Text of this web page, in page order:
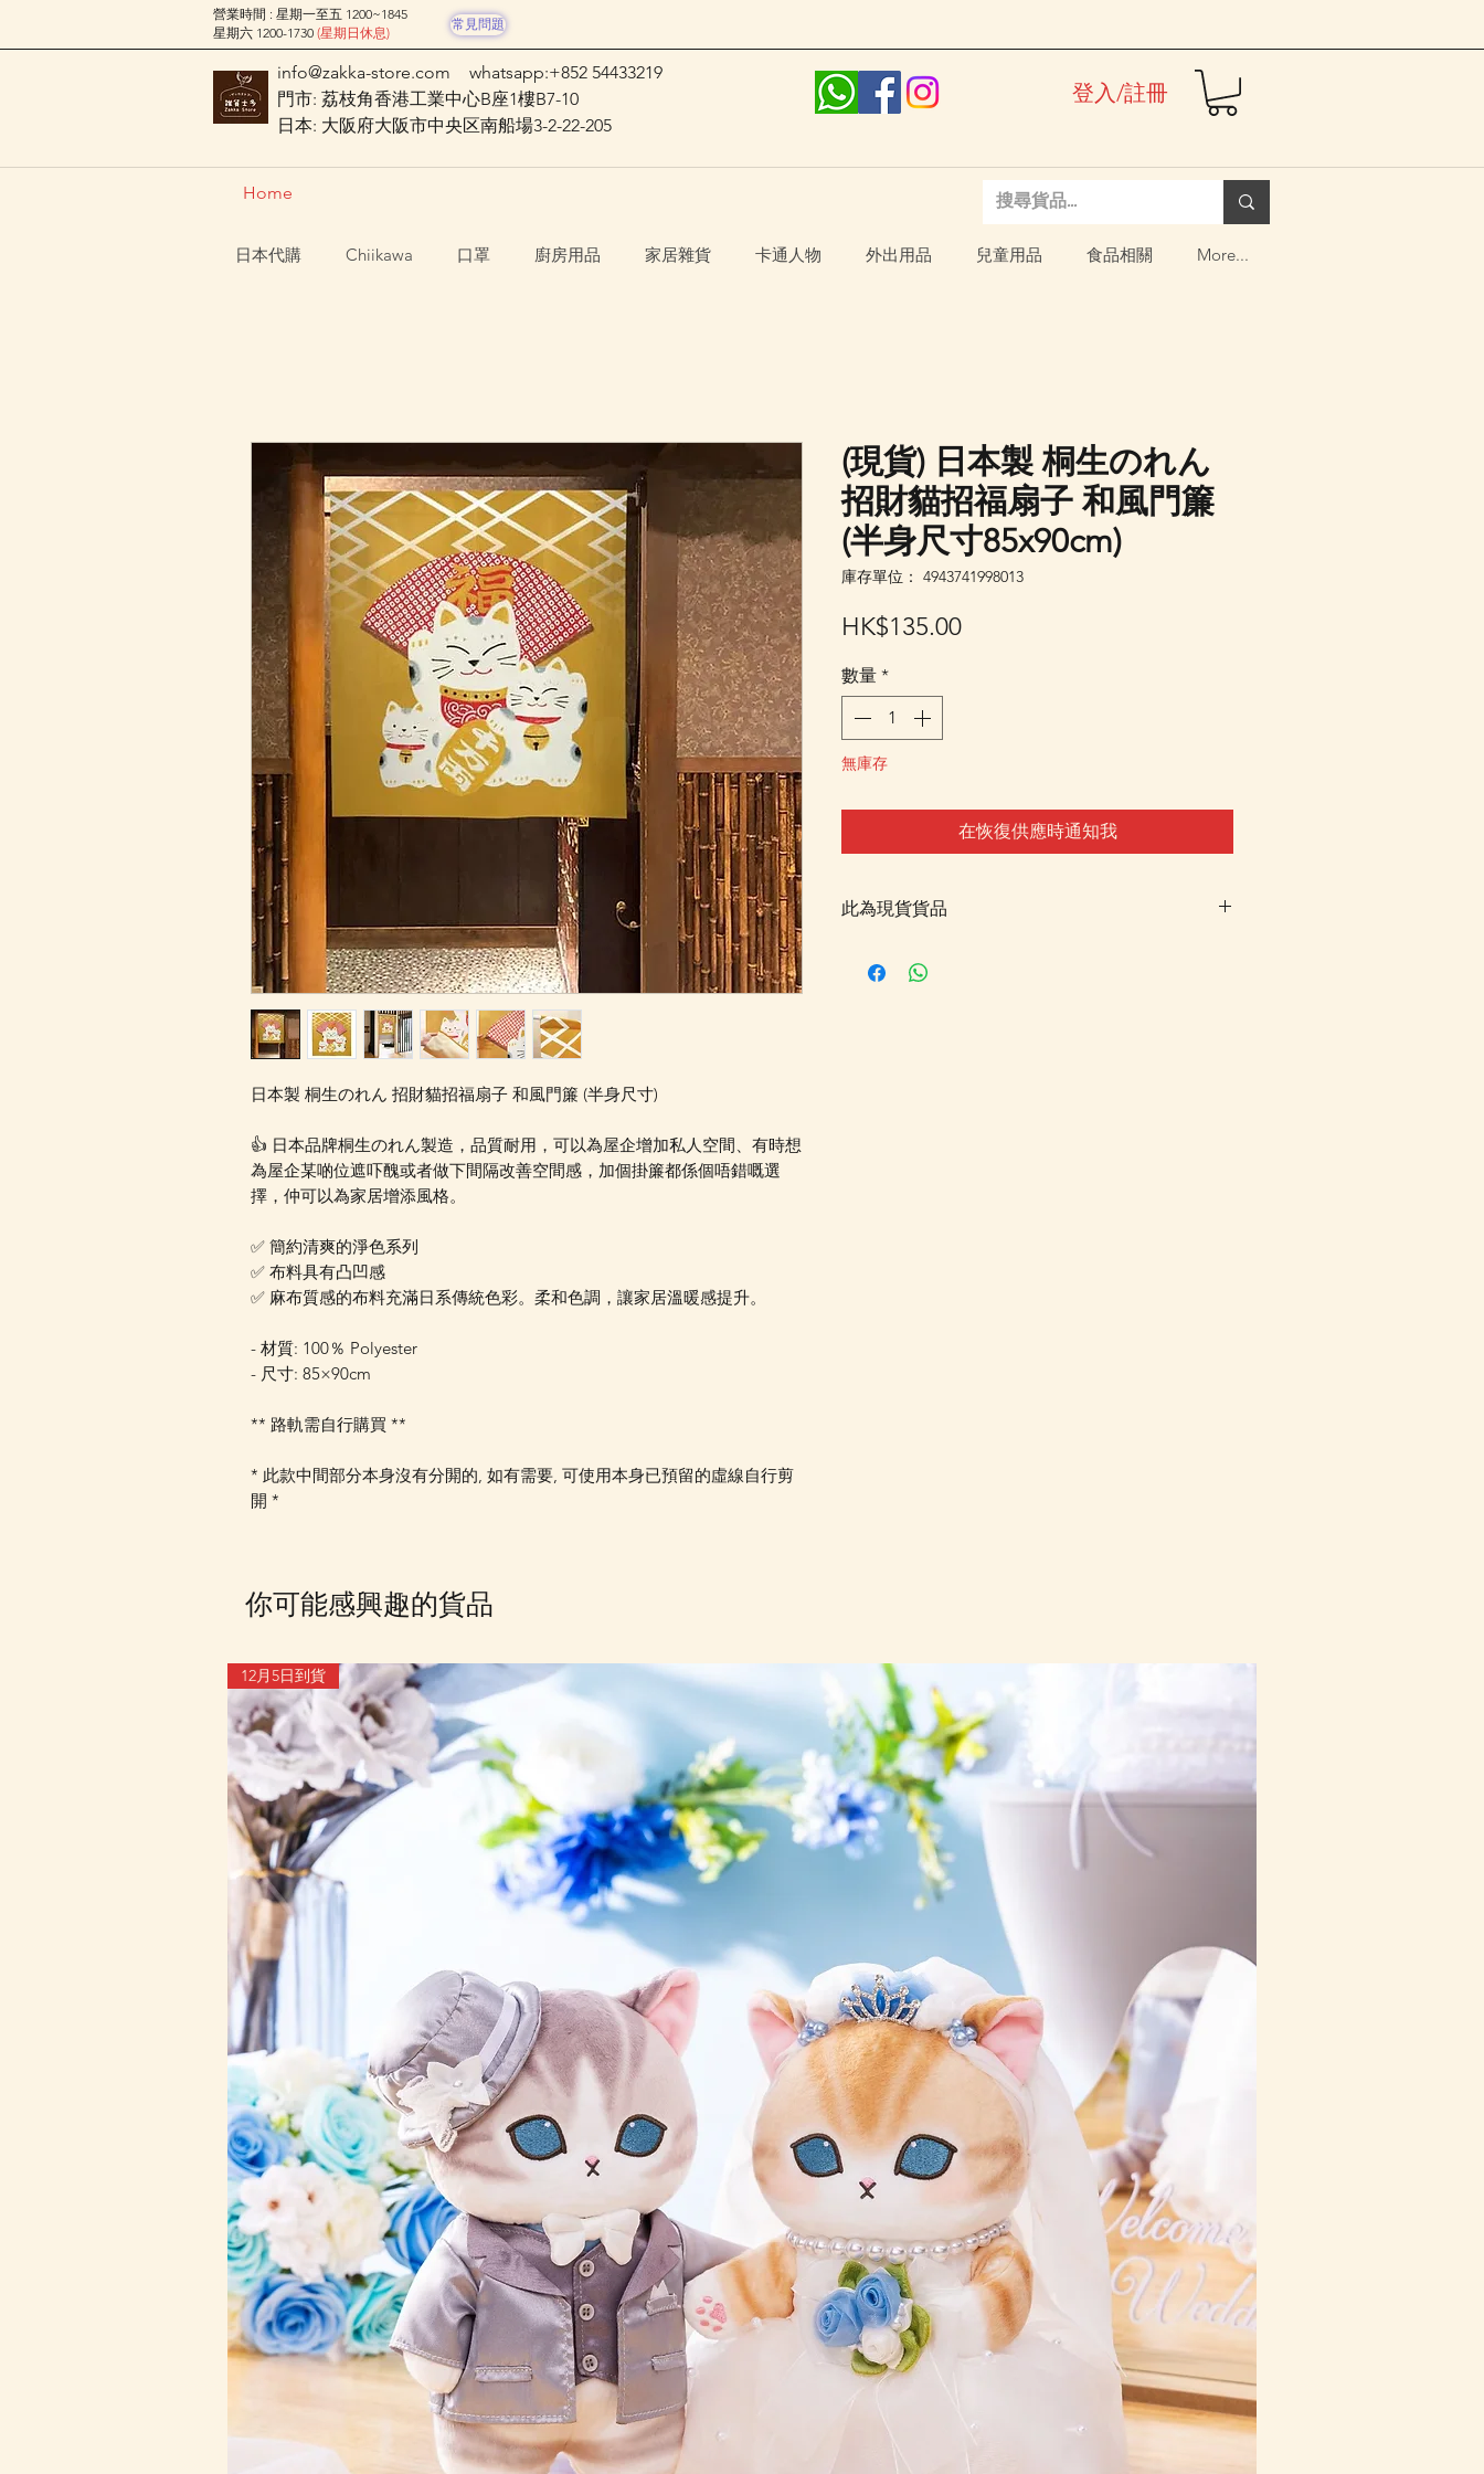
營業時間 : 星期一至五 1200~1845
星期六 1200-1730 (星期日休息)
常見問題
info@zakka-store.com
whatsapp:+852 54433219
門市: 荔枝角香港工業中心B座1樓B7-10
日本: 大阪府大阪市中央区南船場3-2-22-205
登入/註冊
Home
日本代購 Chiikawa 口罩 廚房用品 家居雜貨 卡通人物 外出用品 兒童用品 食品相關 More...
日本製 桐生のれん 招財貓招福扇子 和風門簾 (半身尺寸)
👍 日本品牌桐生のれん製造，品質耐用，可以為屋企增加私人空間、有時想
為屋企某啲位遮吓醜或者做下間隔改善空間感，加個掛簾都係個唔錯嘅選
擇，仲可以為家居增添風格。
✅ 簡約清爽的淨色系列
✅ 布料具有凸凹感
✅ 麻布質感的布料充滿日系傳統色彩。柔和色調，讓家居溫暖感提升。
- 材質: 100％ Polyester
- 尺寸: 85×90cm
** 路軌需自行購買 **
* 此款中間部分本身沒有分閞的, 如有需要, 可使用本身已預留的虛線自行剪
開 *
(現貨) 日本製 桐生のれん
招財貓招福扇子 和風門簾
(半身尺寸85x90cm)
庫存單位： 4943741998013
HK$135.00價
數量 *
無庫存
在恢復供應時通知我
此為現貨貨品
統顯示為"無庫存"或 未能放入購物車時, 可以
你可能感興趣的貨品
12月5日到貨